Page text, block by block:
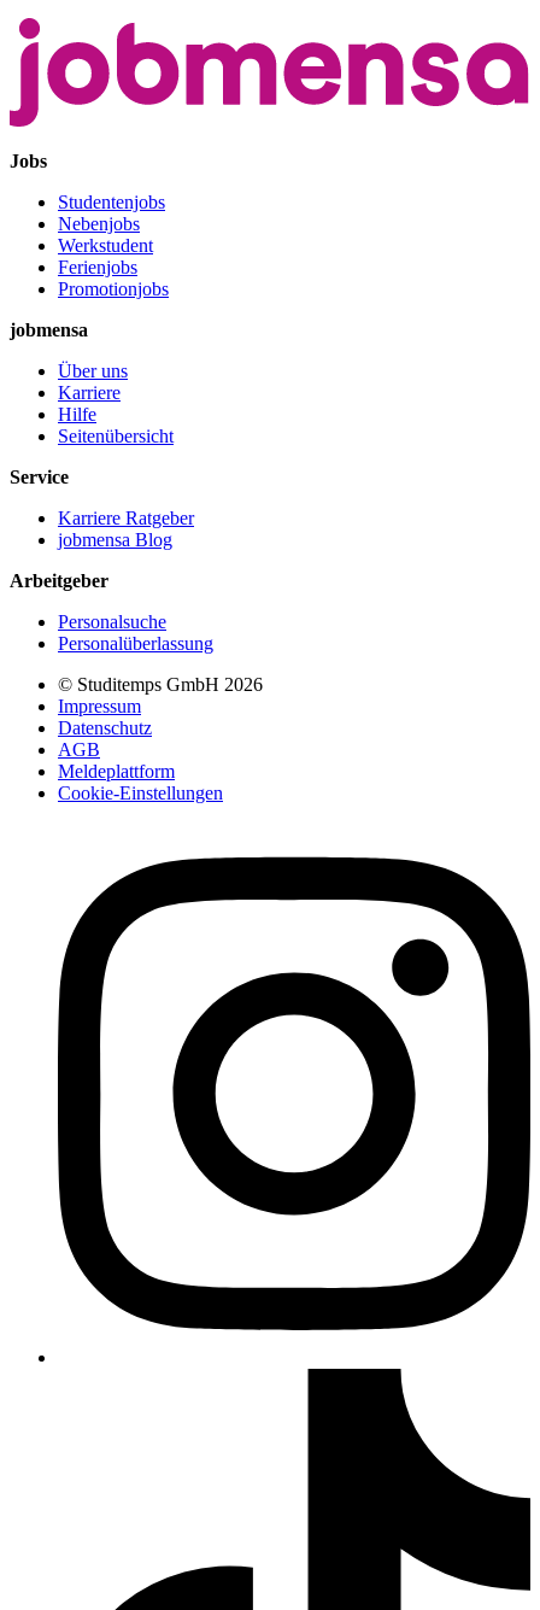
Jobs
Studentenjobs
Nebenjobs
Werkstudent
Ferienjobs
Promotionjobs
jobmensa
Über uns
Karriere
Hilfe
Seitenübersicht
Service
Karriere Ratgeber
jobmensa Blog
Arbeitgeber
Personalsuche
Personalüberlassung
© Studitemps GmbH 2026
Impressum
Datenschutz
AGB
Meldeplattform
Cookie-Einstellungen